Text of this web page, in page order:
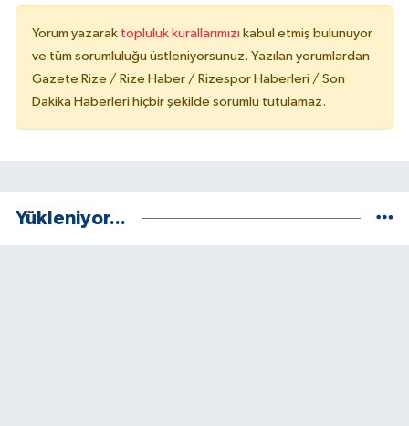
Yorum yazarak topluluk kurallarımızı kabul etmiş bulunuyor
ve tüm sorumluluğu üstleniyorsunuz. Yazılan yorumlardan
Gazete Rize / Rize Haber / Rizespor Haberleri / Son
Dakika Haberleri hiçbir şekilde sorumlu tutulamaz.
Yükleniyor...